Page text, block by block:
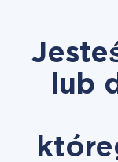
lub